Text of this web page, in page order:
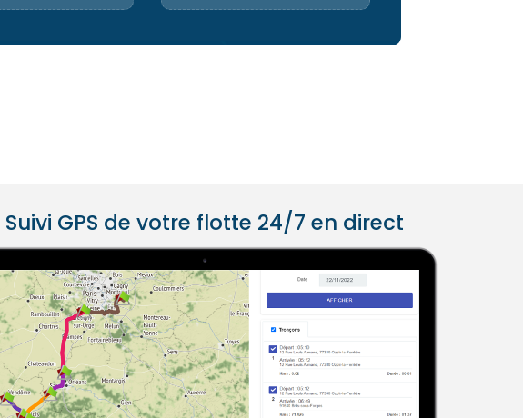
Suivi GPS de votre flotte 24/7 en direct